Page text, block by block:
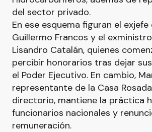
del sector privado.
En ese esquema figuran el
Guillermo Francos y el
Lisandro Catalán, quienes
percibir honorarios tras dejar
el Poder Ejecutivo. En cambio,
representante de la Casa
directorio, mantiene la práctica
funcionarios nacionales y
remuneración.